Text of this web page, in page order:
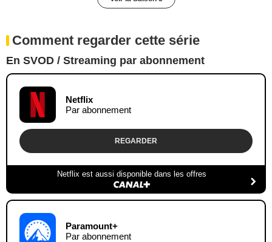
Comment regarder cette série
En SVOD / Streaming par abonnement
Netflix
Par abonnement
REGARDER
Netflix est aussi disponible dans les offres
Paramount+
Par abonnement